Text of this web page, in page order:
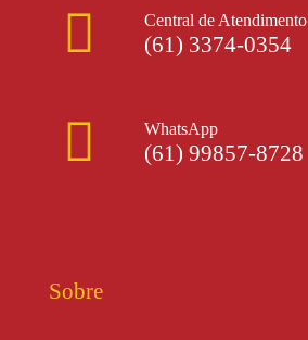
Central de Atendimento
(61) 3374-0354
WhatsApp
(61) 99857-8728
Sobre